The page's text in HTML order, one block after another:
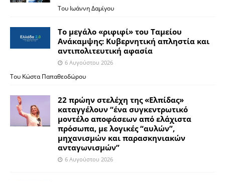
Του Ιωάννη Δαμίγου
Το μεγάλο «ριφιφί» του Ταμείου
Ανάκαμψης: Κυβερνητική απληστία και
αντιπολιτευτική αφασία
6 Αυγούστου 2026
Του Κώστα Παπαθεοδώρου
22 πρώην στελέχη της «Ελπίδας»
καταγγέλουν “ένα συγκεντρωτικό
μοντέλο αποφάσεων από ελάχιστα
πρόσωπα, με λογικές “αυλών”,
μηχανισμών και παρασκηνιακών
ανταγωνισμών”
6 Αυγούστου 2026